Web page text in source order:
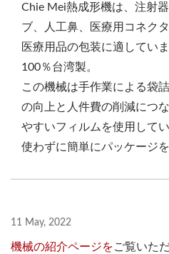
Chie Mei熱成形機は、注射
ブ、人工鼻、医療用コネク
医療用品の包装に適していま
100％台湾製。
この機械は手作業による袋
の向上と人件費の削減につ
やすいフィルムを使用して
使わずに簡単にパッケージ
11 May, 2022
機械の紹介ページをご覧いた